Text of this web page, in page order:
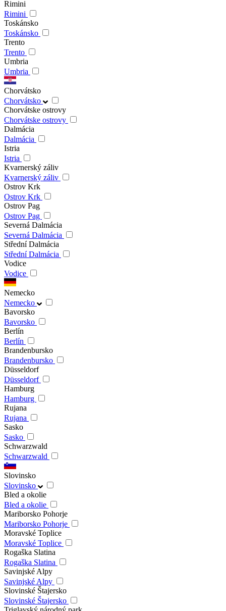
Rimini
Rimini
Toskánsko
Toskánsko
Trento
Trento
Umbria
Umbria
Chorvátsko
Chorvátsko
Chorvátske ostrovy
Chorvátske ostrovy
Dalmácia
Dalmácia
Istria
Istria
Kvarnerský záliv
Kvarnerský záliv
Ostrov Krk
Ostrov Krk
Ostrov Pag
Ostrov Pag
Severná Dalmácia
Severná Dalmácia
Střední Dalmácia
Střední Dalmácia
Vodice
Vodice
Nemecko
Nemecko
Bavorsko
Bavorsko
Berlín
Berlín
Brandenbursko
Brandenbursko
Düsseldorf
Düsseldorf
Hamburg
Hamburg
Rujana
Rujana
Sasko
Sasko
Schwarzwald
Schwarzwald
Slovinsko
Slovinsko
Bled a okolie
Bled a okolie
Mariborsko Pohorje
Mariborsko Pohorje
Moravské Toplice
Moravské Toplice
Rogaška Slatina
Rogaška Slatina
Savinjské Alpy
Savinjské Alpy
Slovinské Štajersko
Slovinské Štajersko